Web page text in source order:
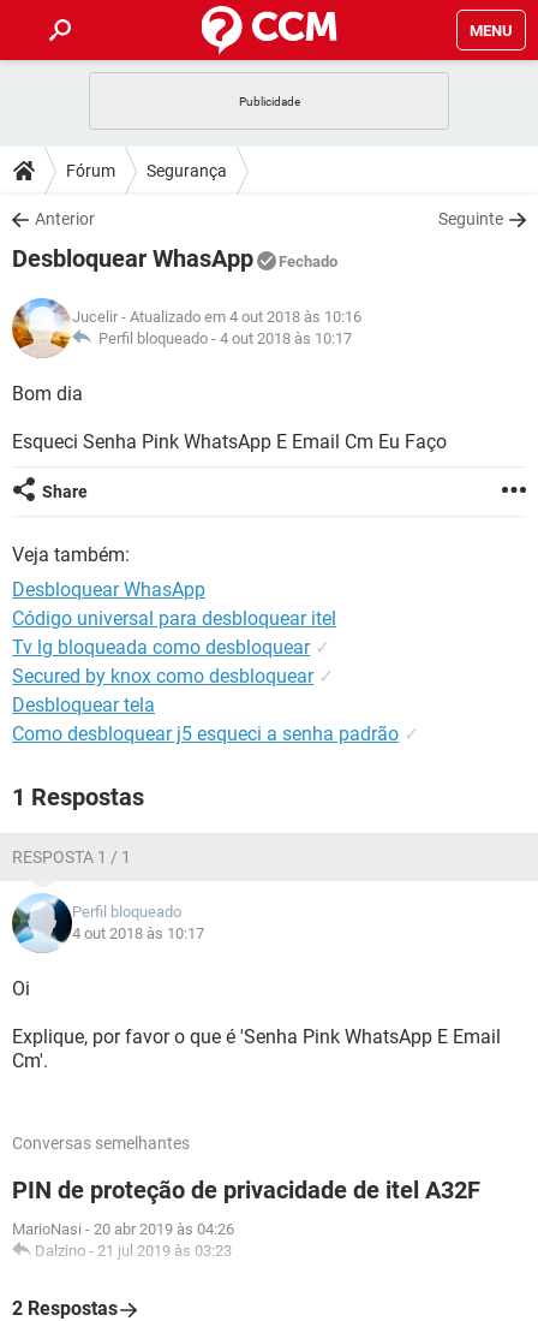
MENU
CELULAR
OUTLOOK
INSTAGRAM GMAIL
GUIA DE COMPRAS
DICAS
JOGOS
INSTAGRAM GMAIL
GUIA DE COMPRAS
DOWNLOADS
JOGOS WHATSAPP
CELULAR
OUTLOOK EXCEL
INSTAGRAM
JOGOS WHATSAPP
CELULAR
OUTLOOK
INSTAGRAM GMAIL
GUIA DE COMPRAS
GLOSSÁRIO
JOGOS
INSTAGRAM
GUIA DE COMPRAS
Fórum Segurança
Anterior Seguinte
Desbloquear WhasApp Fechado
Jucelir - Atualizado em 4 out 2018 às 10:16
Perfil bloqueado - 4 out 2018 às 10:17
Bom dia
Esqueci Senha Pink WhatsApp E Email Cm Eu Faço
Share
Veja também:
Desbloquear WhasApp
Código universal para desbloquear itel
Tv lg bloqueada como desbloquear ✓
Secured by knox como desbloquear ✓
Desbloquear tela
Como desbloquear j5 esqueci a senha padrão ✓
1 Respostas
RESPOSTA 1 / 1
Perfil bloqueado
4 out 2018 às 10:17
Oi
Explique, por favor o que é 'Senha Pink WhatsApp E Email
Cm'.
Conversas semelhantes
PIN de proteção de privacidade de itel A32F
MarioNasi - 20 abr 2019 às 04:26
Dalzino - 21 jul 2019 às 03:23
2 Respostas